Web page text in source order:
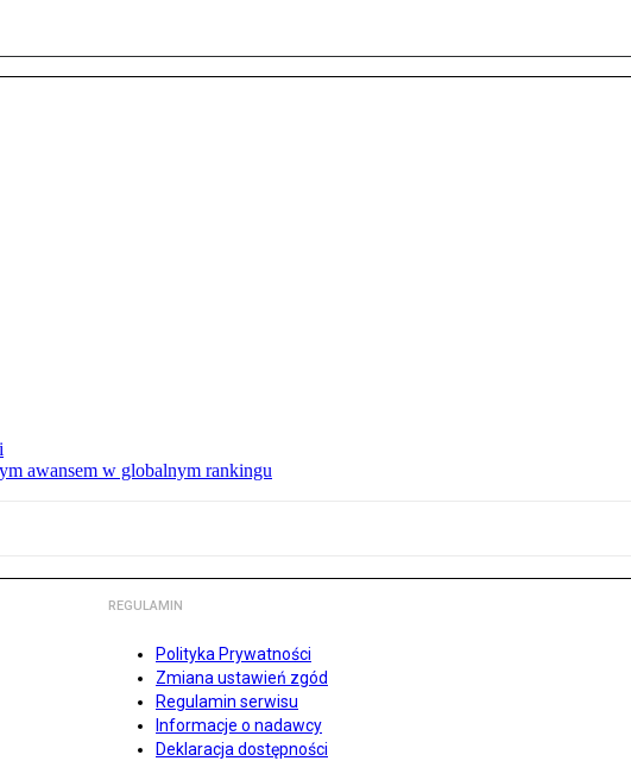
awansem w globalnym rankingu
REGULAMIN
Polityka Prywatności
Zmiana ustawień zgód
Regulamin serwisu
Informacje o nadawcy
Deklaracja dostępności